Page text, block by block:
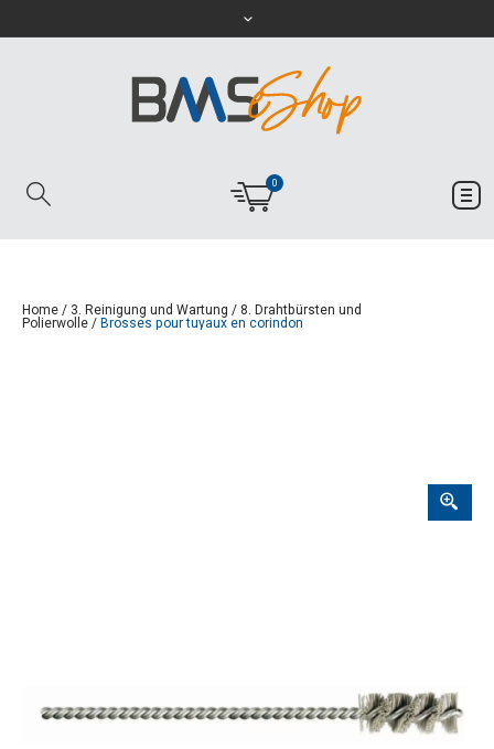
0
Home/ 3. Reinigung und Wartung /8. Drahtbürsten und
Polierwolle/Brosses pour tuyaux en corindon